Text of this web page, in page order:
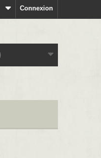
Connexion